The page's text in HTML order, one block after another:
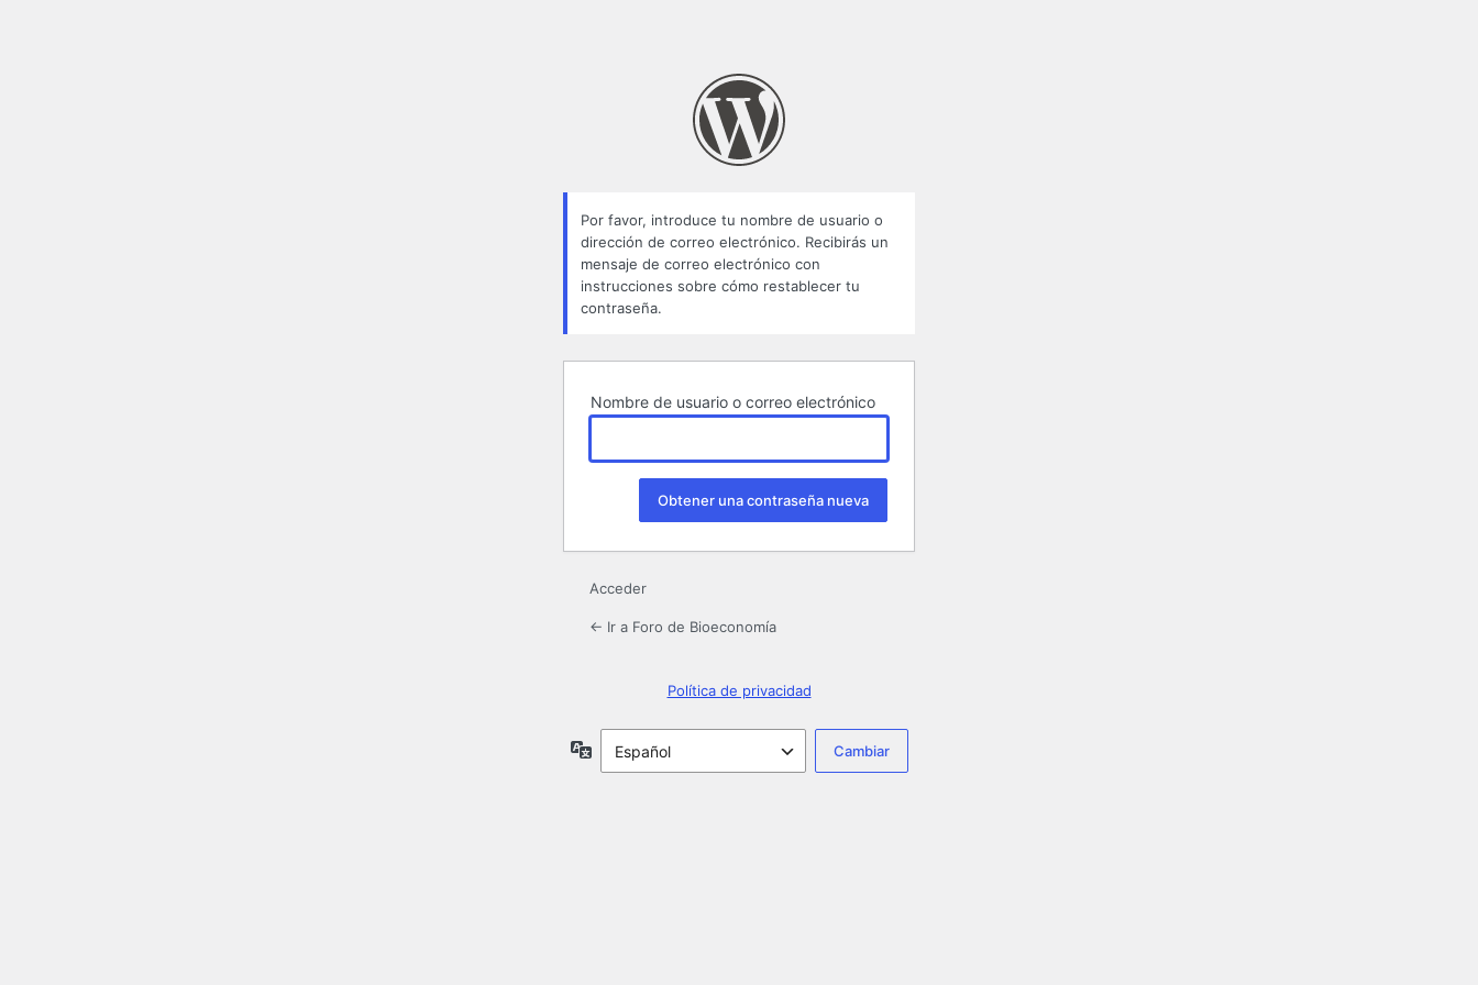
Por favor, introduce tu nombre de usuario o
dirección de correo electrónico. Recibirás un
mensaje de correo electrónico con
instrucciones sobre cómo restablecer tu
contraseña.
Nombre de usuario o correo electrónico
Acceder
← Ir a Foro de Bioeconomía
Política de privacidad
Idioma